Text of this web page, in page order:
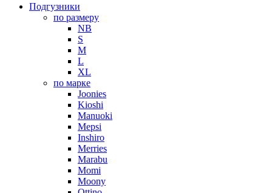
Подгузники
по размеру
NB
S
M
L
XL
по марке
Joonies
Kioshi
Manuoki
Mepsi
Inshiro
Merries
Marabu
Momi
Moony